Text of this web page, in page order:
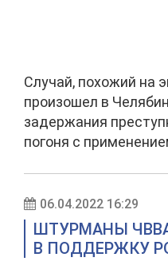
Случай, похожий на
произошел в
задержания
погоня с
06.04.2022 16:29
ШТУРМАНЫ
В ПОДДЕРЖКУ